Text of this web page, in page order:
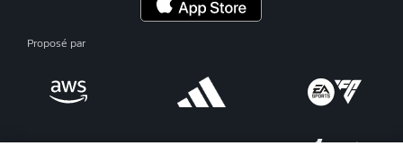
Proposé par